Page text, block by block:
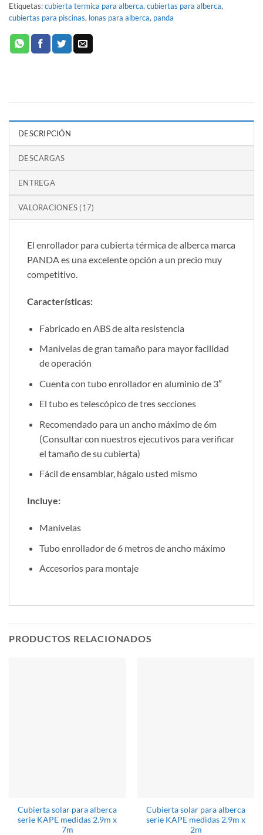
Etiquetas:cubierta termica para alberca, cubiertas para alberca,
cubiertas para piscinas, lonas para alberca, panda
DESCRIPCIÓN
DESCARGAS
ENTREGA
VALORACIONES (17)
El enrollador para cubierta térmica de alberca marca
PANDA es una excelente opción a un precio muy
competitivo.
Características:
Fabricado en ABS de alta resistencia
Manivelas de gran tamaño para mayor facilidad
de operación
Cuenta con tubo enrollador en aluminio de 3″
El tubo es telescópico de tres secciones
Recomendado para un ancho máximo de 6m
(Consultar con nuestros ejecutivos para verificar
el tamaño de su cubierta)
Fácil de ensamblar, hágalo usted mismo
Incluye:
Manivelas
Tubo enrollador de 6 metros de ancho máximo
Accesorios para montaje
PRODUCTOS RELACIONADOS
Cubierta solar para alberca
serie KAPE medidas 2.9m x
7m
Cubierta solar para alberca
serie KAPE medidas 2.9m x
2m